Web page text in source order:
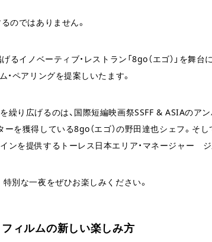
のではありません。
るイノベーティブ・レストラン「8go（エゴ）」を舞
ペアリングを提案しいたます。
繰り広げるのは、国際短編映画祭SSFF & ASIAのア
を獲得している8go（エゴ）の野田達也シェフ。そし
を提供するトーレス日本エリア・マネージャー ジ
別な一夜をぜひお楽しみください。
フィルムの新しい楽しみ方